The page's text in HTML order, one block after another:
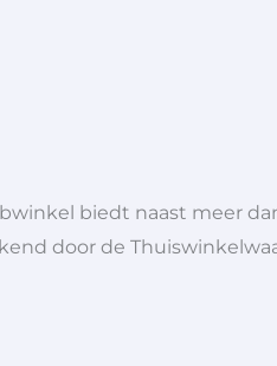
biedt naast meer
door de